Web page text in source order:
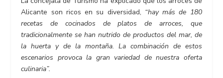
Alicante son ricos en su diversidad, “hay más de 180
recetas de cocinados de platos de arroces, que
tradicionalmente se han nutrido de productos del mar, de
la huerta y de la montaña. La combinación de estos
escenarios provoca la gran variedad de nuestra oferta
culinaria”.